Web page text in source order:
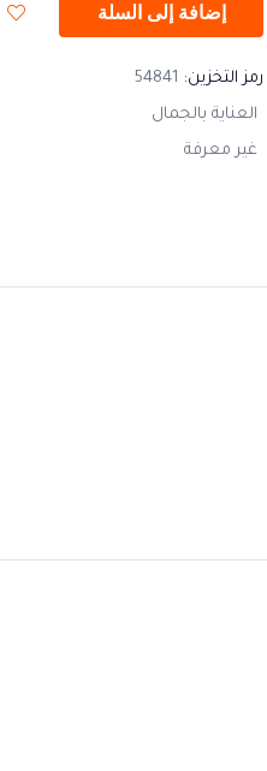
إضافة إلى السلة
رمز التخزين: 54841
العناية بالجمال
غير معرفة